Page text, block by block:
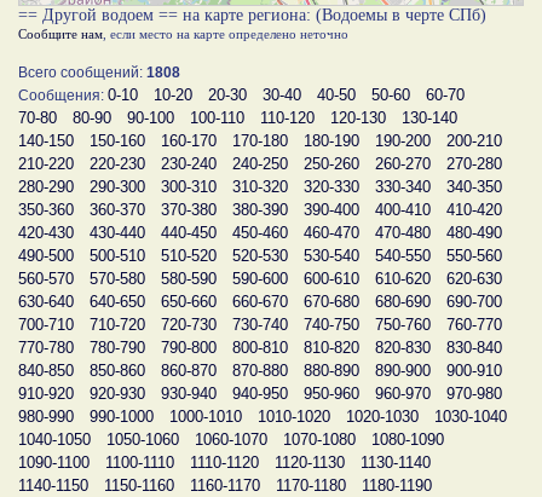
== Другой водоем == на карте региона: (Водоемы в черте СПб)
Сообщите нам , если место на карте определено неточно
Всего сообщений: 1808
Сообщения: 0-10 10-20 20-30 30-40 40-50 50-60
60-70
70-80
80-90 90-100 100-110 110-120 120-130
130-140
140-150
150-160 160-170 170-180 180-190 190-200
200-210
210-220
220-230 230-240 240-250 250-260 260-270
270-280
280-290
290-300 300-310 310-320 320-330 330-340
340-350
350-360
360-370 370-380 380-390 390-400 400-410
410-420
420-430
430-440 440-450 450-460 460-470 470-480
480-490
490-500
500-510 510-520 520-530 530-540 540-550
550-560
560-570
570-580 580-590 590-600 600-610 610-620
620-630
630-640
640-650 650-660 660-670 670-680 680-690
690-700
700-710
710-720 720-730 730-740 740-750 750-760
760-770
770-780
780-790 790-800 800-810 810-820 820-830
830-840
840-850
850-860 860-870 870-880 880-890 890-900
900-910
910-920
920-930 930-940 940-950 950-960 960-970
970-980
980-990
990-1000 1000-1010 1010-1020 1020-1030
1030-1040
1040-1050
1050-1060 1060-1070 1070-1080
1080-1090
1090-1100
1100-1110 1110-1120 1120-1130
1130-1140
1140-1150
1150-1160 1160-1170 1170-1180
1180-1190